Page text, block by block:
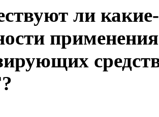
ли